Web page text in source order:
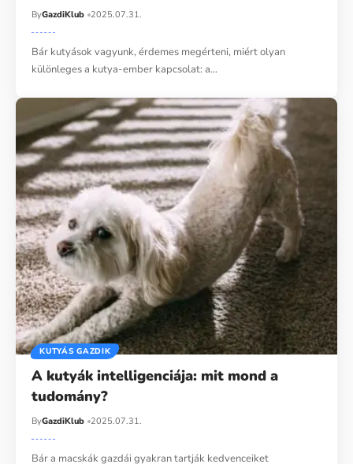
ByGazdiKlub 2025.07.31.
Bár kutyások vagyunk, érdemes megérteni, miért olyan
különleges a kutya-ember kapcsolat: a…
KUTYÁS GAZDIK
A kutyák intelligenciája: mit mond a
tudomány?
ByGazdiKlub 2025.07.31.
Bár a macskák gazdái gyakran tartják kedvenceiket